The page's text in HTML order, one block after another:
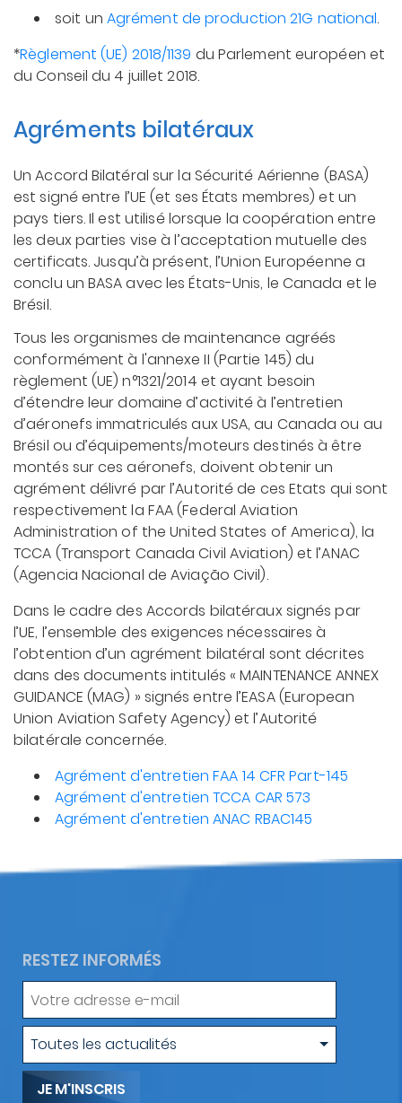
soit un Agrément de production 21G national.
*Règlement (UE) 2018/1139 du Parlement européen et
du Conseil du 4 juillet 2018.
Agréments bilatéraux
Un Accord Bilatéral sur la Sécurité Aérienne (BASA)
est signé entre l’UE (et ses États membres) et un
pays tiers. Il est utilisé lorsque la coopération entre
les deux parties vise à l’acceptation mutuelle des
certificats. Jusqu’à présent, l’Union Européenne a
conclu un BASA avec les États-Unis, le Canada et le
Brésil.
Tous les organismes de maintenance agréés
conformément à l'annexe II (Partie 145) du
règlement (UE) n°1321/2014 et ayant besoin
d’étendre leur domaine d’activité à l’entretien
d’aéronefs immatriculés aux USA, au Canada ou au
Brésil ou d’équipements/moteurs destinés à être
montés sur ces aéronefs, doivent obtenir un
agrément délivré par l’Autorité de ces Etats qui sont
respectivement la FAA (Federal Aviation
Administration of the United States of America), la
TCCA (Transport Canada Civil Aviation) et l’ANAC
(Agencia Nacional de Aviação Civil).
Dans le cadre des Accords bilatéraux signés par
l’UE, l’ensemble des exigences nécessaires à
l’obtention d’un agrément bilatéral sont décrites
dans des documents intitulés « MAINTENANCE ANNEX
GUIDANCE (MAG) » signés entre l’EASA (European
Union Aviation Safety Agency) et l’Autorité
bilatérale concernée.
Agrément d'entretien FAA 14 CFR Part-145
Agrément d'entretien TCCA CAR 573
Agrément d'entretien ANAC RBAC145
RESTEZ INFORMÉS
Votre
adresse
e-
mail
Type
d'actualité
Toutes les actualités